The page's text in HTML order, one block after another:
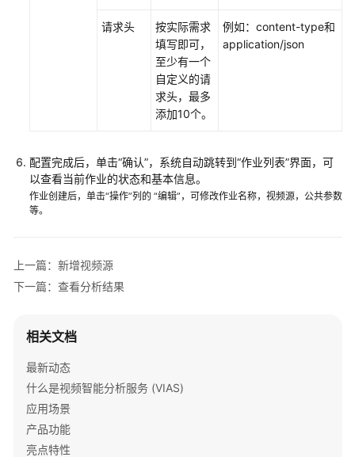
请求头
按实际需求
填写即可，
至少有一个
自定义的请
求头，最多
添加10个。
例如：content-type和
application/json
配置完成后，单击“确认”，系统自动跳转到“作业列表”界面，可
以查看当前作业的状态和基本信息。
作业创建后，单击“操作”列的 “编辑”，可修改作业名称，视频源，公共参数
等。
上一篇：新增视频源
下一篇：查看分析结果
相关文档
最新动态
什么是视频智能分析服务 (VIAS)
应用场景
产品功能
亮点特性